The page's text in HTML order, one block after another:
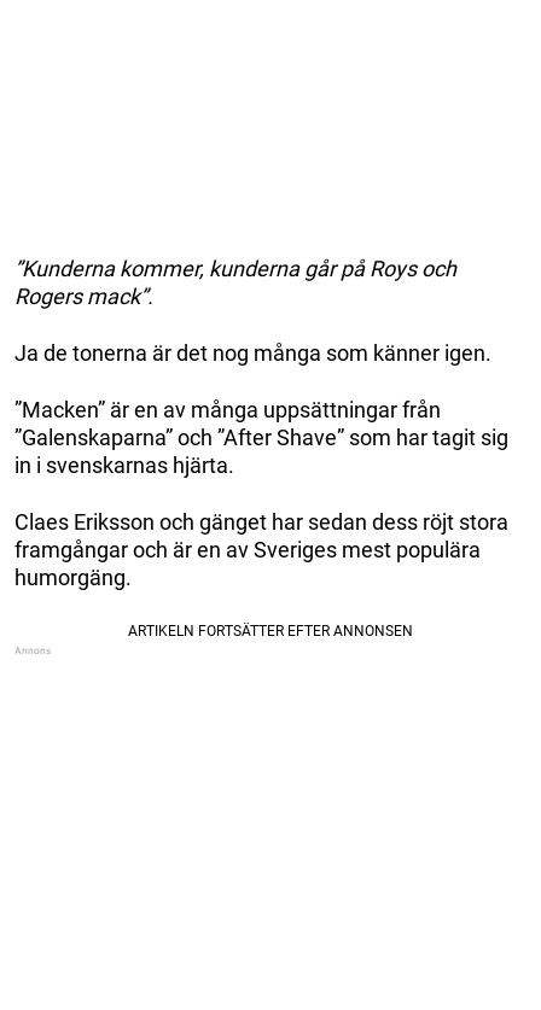
”Kunderna kommer, kunderna går på Roys och
Rogers mack”.
Ja de tonerna är det nog många som känner igen.
”Macken” är en av många uppsättningar från
”Galenskaparna” och ”After Shave” som har tagit sig
in i svenskarnas hjärta.
Claes Eriksson och gänget har sedan dess röjt stora
framgångar och är en av Sveriges mest populära
humorgäng.